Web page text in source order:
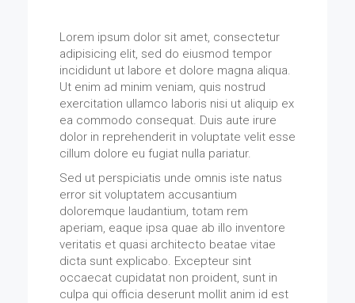
Lorem ipsum dolor sit amet, consectetur
adipisicing elit, sed do eiusmod tempor
incididunt ut labore et dolore magna aliqua.
Ut enim ad minim veniam, quis nostrud
exercitation ullamco laboris nisi ut aliquip ex
ea commodo consequat. Duis aute irure
dolor in reprehenderit in voluptate velit esse
cillum dolore eu fugiat nulla pariatur.
Sed ut perspiciatis unde omnis iste natus
error sit voluptatem accusantium
doloremque laudantium, totam rem
aperiam, eaque ipsa quae ab illo inventore
veritatis et quasi architecto beatae vitae
dicta sunt explicabo. Excepteur sint
occaecat cupidatat non proident, sunt in
culpa qui officia deserunt mollit anim id est